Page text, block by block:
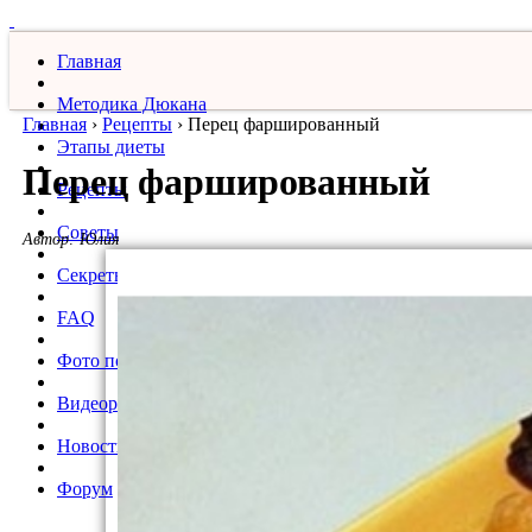
Главная
Методика Дюкана
Этапы диеты
Рецепты
Советы
Секреты
FAQ
Фото похудевших
Видеорецепты
Новости
Форум
Главная › Рецепты › Перец фаршированный
Перец фаршированный
Автор:Юлия